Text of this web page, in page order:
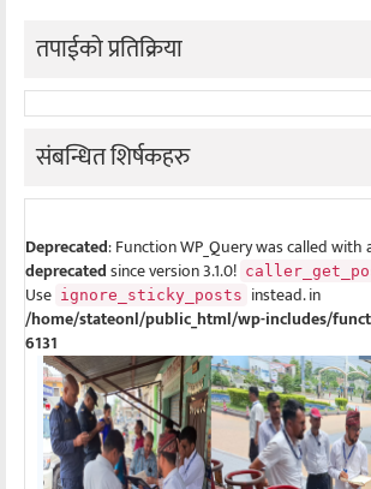
तपाईको प्रतिक्रिया
संबन्धित शिर्षकहरु
Deprecated: Function WP_Query was called
deprecatedsince version 3.1.0!
Use ignore_sticky_posts instead. in
/home/stateonl/public_html/wp-includes/
6131